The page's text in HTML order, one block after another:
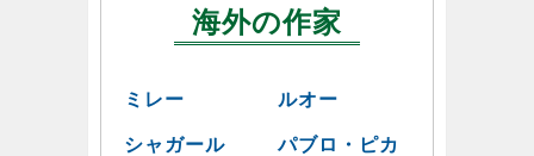
海外の作家
ミレー ルオー
シャガール
パブロ・ピカ